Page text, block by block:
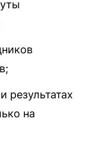
результатах
на